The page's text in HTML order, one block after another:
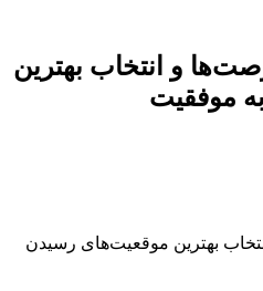
و انتخاب بهترین
موفقیت
بهترین موقعیت‌های رسیدن